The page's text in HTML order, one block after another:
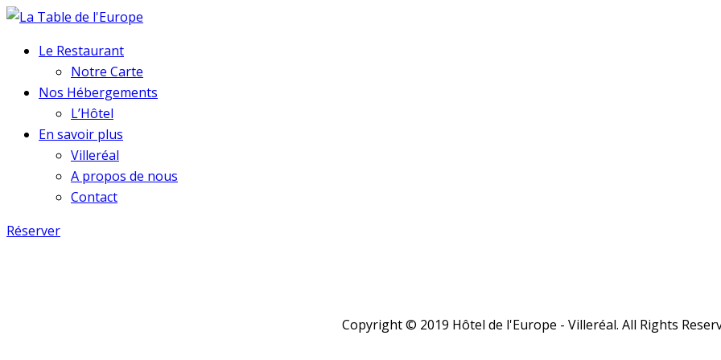
Le Restaurant
Notre Carte
Nos Hébergements
L’Hôtel
En savoir plus
Villeréal
A propos de nous
Contact
Réserver
Copyright © 2019 Hôtel de l'Europe - Villeréal. All Rights